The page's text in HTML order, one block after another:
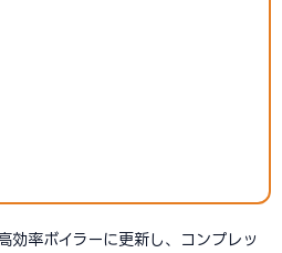
効率ボイラーに更新し、コンプレッ